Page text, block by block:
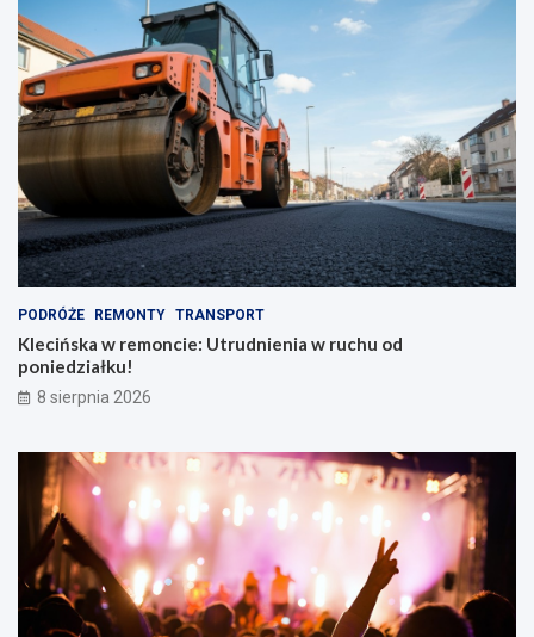
n
y
m
p
l
e
c
a
k
e
m
e
k
t
y
w
y
!
PODRÓŻE REMONTY TRANSPORT
Klecińska w remoncie: Utrudnienia w ruchu od
poniedziałku!
8 sierpnia 2026